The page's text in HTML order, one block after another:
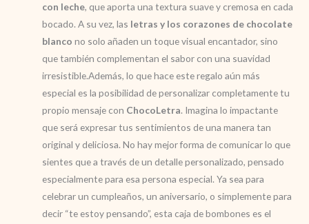
con leche, que aporta una textura suave y cremosa en cada
bocado. A su vez, las letras y los corazones de chocolate
blanco no solo añaden un toque visual encantador, sino
que también complementan el sabor con una suavidad
irresistible.Además, lo que hace este regalo aún más
especial es la posibilidad de personalizar completamente tu
propio mensaje con ChocoLetra. Imagina lo impactante
que será expresar tus sentimientos de una manera tan
original y deliciosa. No hay mejor forma de comunicar lo que
sientes que a través de un detalle personalizado, pensado
especialmente para esa persona especial. Ya sea para
celebrar un cumpleaños, un aniversario, o simplemente para
decir “te estoy pensando”, esta caja de bombones es el